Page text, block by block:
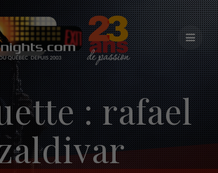
Skip
to
content
:rafael